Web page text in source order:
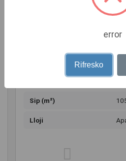
per qira Apartament 2+1, me
2 ashensore, i mobiluar.
Detaje shtesë
Sip (m²)
Lloji
error
Rifresko